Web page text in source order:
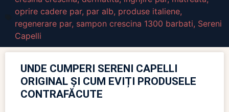
oprire cadere par, par alb, produse italiene,
regenerare par, sampon crescina 1300 barbati, Sereni
Capelli
UNDE CUMPERI SERENI CAPELLI
ORIGINAL ȘI CUM EVIȚI PRODUSELE
CONTRAFĂCUTE